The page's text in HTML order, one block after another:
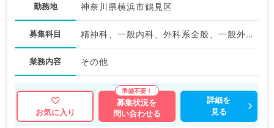
勤務地 神奈川県横浜市鶴見区
募集科目 精神科、一般内科、外科系全般、一般外科
業務内容 その他
お気に入り
募集状況を
問い合わせる
詳細を
見る